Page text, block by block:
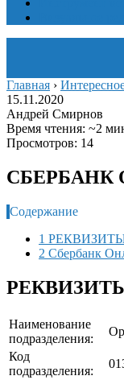
Главная ›
15.11.2020
Андрей Смирнов
Время чтения: ~2
Просмотров: 14
СБЕРБАНК
Содержание
1
2 Сбербанк
Наименование
подразделения:
Код
подразделения: